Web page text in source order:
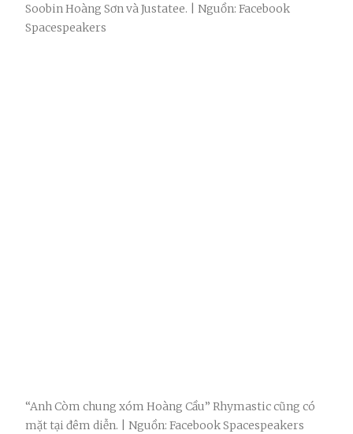
Soobin Hoàng Sơn và Justatee. | Nguồn: Facebook
Spacespeakers
“Anh Còm chung xóm Hoàng Cầu” Rhymastic cũng có
mặt tại đêm diễn. | Nguồn: Facebook Spacespeakers